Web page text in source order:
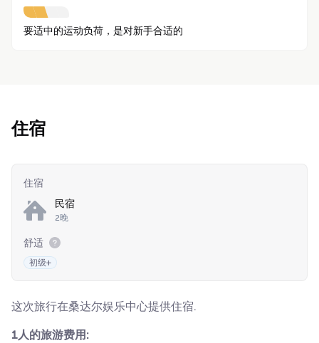
要适中的运动负荷，是对新手合适的
住宿
住宿
民宿
2晚
舒适
初级+
这次旅行在桑达尔娱乐中心提供住宿.
1人的旅游费用: